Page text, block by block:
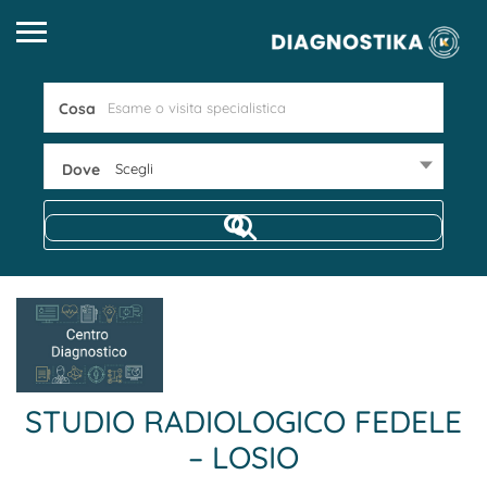
Cosa
Dove Scegli
STUDIO RADIOLOGICO FEDELE
– LOSIO